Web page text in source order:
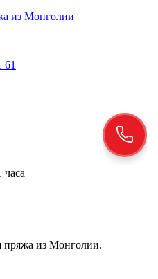
61
часа
из Монголии.